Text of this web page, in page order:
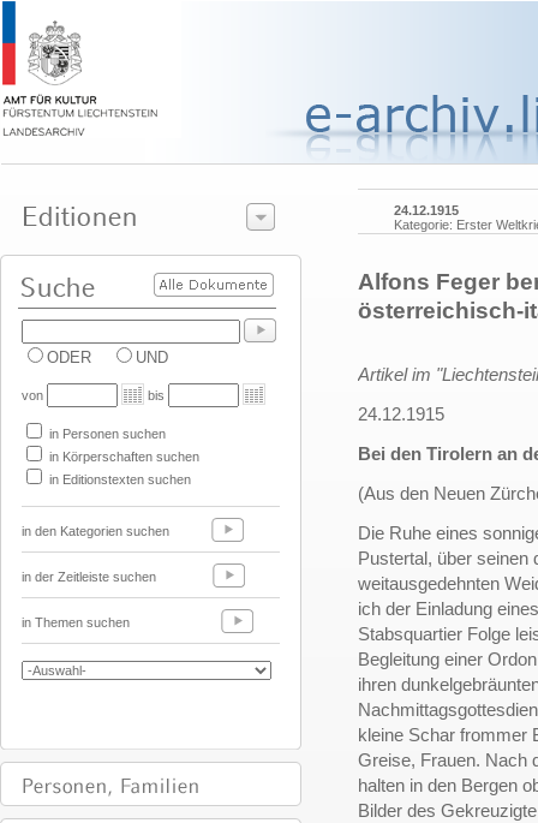
ODER UND
von bis
in Personen suchen
in Körperschaften suchen
in Editionstexten suchen
in den Kategorien suchen
in der Zeitleiste suchen
in Themen suchen
24.12.1915
Kategorie: Erster
Alfons Feger
österreichisch-
Artikel im
24.12.1915
Bei den Tirolern an
(Aus den Neuen
Die Ruhe eines
Pustertal, über seinen
weitausgedehnten
ich der Einladung
Stabsquartier Folge
Begleitung einer
ihren
kleine Schar frommer
Greise, Frauen. Nach
halten in den Bergen
Bilder des